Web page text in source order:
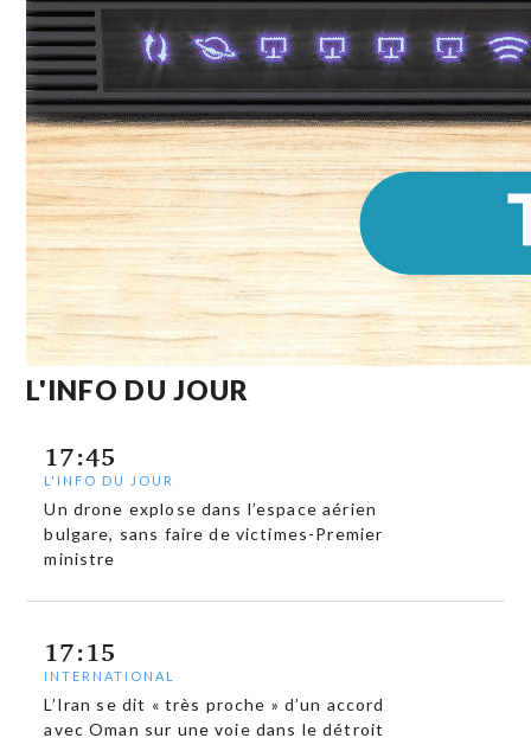
L'INFO DU JOUR
17:45
L'INFO DU JOUR
Un drone explose dans l’espace aérien
bulgare, sans faire de victimes-Premier
ministre
17:15
INTERNATIONAL
L’Iran se dit « très proche » d’un accord
avec Oman sur une voie dans le détroit